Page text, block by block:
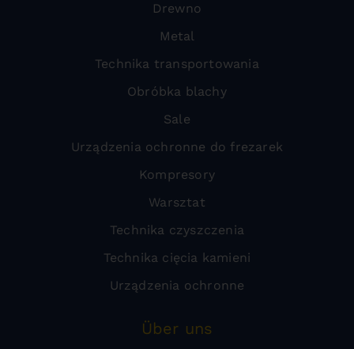
Drewno
Metal
Technika transportowania
Obróbka blachy
Sale
Urządzenia ochronne do frezarek
Kompresory
Warsztat
Technika czyszczenia
Technika cięcia kamieni
Urządzenia ochronne
Über uns